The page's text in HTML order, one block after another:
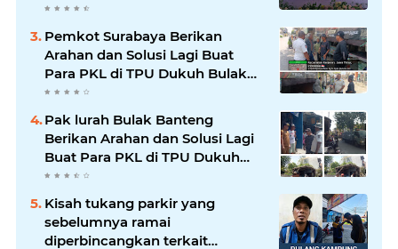
Pemkot Surabaya Berikan
Arahan dan Solusi Lagi Buat
Para PKL di TPU Dukuh Bulak
Banteng Surabaya
Pak lurah Bulak Banteng
Berikan Arahan dan Solusi Lagi
Buat Para PKL di TPU Dukuh
Bulak Banteng Surabaya
Kisah tukang parkir yang
sebelumnya ramai
diperbincangkan terkait